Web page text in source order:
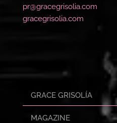
pr@gracegrisolia.com
gracegrisolia.com
GRACE GRISOLÍA
MAGAZINE